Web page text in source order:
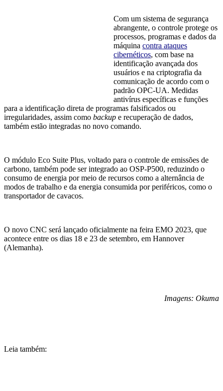
Com um sistema de segurança
abrangente, o controle protege os
processos, programas e dados da
máquina contra ataques
cibernéticos, com base na
identificação avançada dos
usuários e na criptografia da
comunicação de acordo com o
padrão OPC-UA. Medidas
antivírus específicas e funções
para a identificação direta de programas falsificados ou
irregularidades, assim como backup e recuperação de dados,
também estão integradas no novo comando.
O módulo Eco Suite Plus, voltado para o controle de emissões de
carbono, também pode ser integrado ao OSP-P500, reduzindo o
consumo de energia por meio de recursos como a alternância de
modos de trabalho e da energia consumida por periféricos, como o
transportador de cavacos.
O novo CNC será lançado oficialmente na feira EMO 2023, que
acontece entre os dias 18 e 23 de setembro, em Hannover
(Alemanha).
Imagens: Okuma
Leia também: